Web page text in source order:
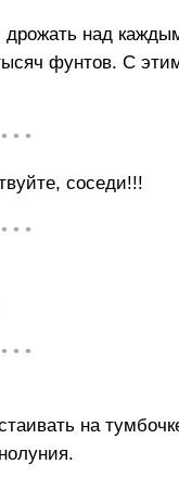
над
фунтов. С
• • •
соседи!!!
• • •
• • •
на